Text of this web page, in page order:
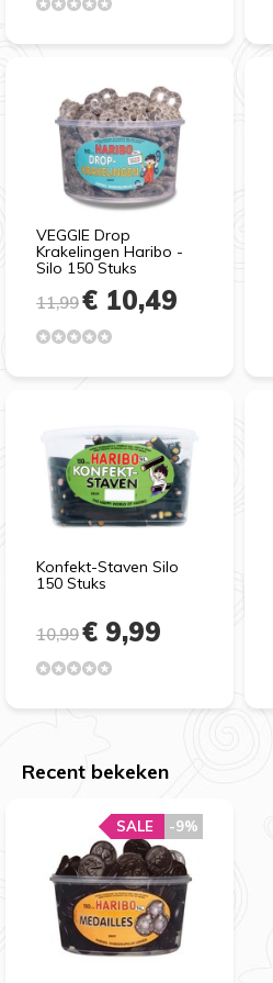
VEGGIE Drop
Krakelingen Haribo -
Silo 150 Stuks
11,99€ 10,49
Konfekt-Staven Silo
150 Stuks
10,99€ 9,99
Recent bekeken
-9%
SALE